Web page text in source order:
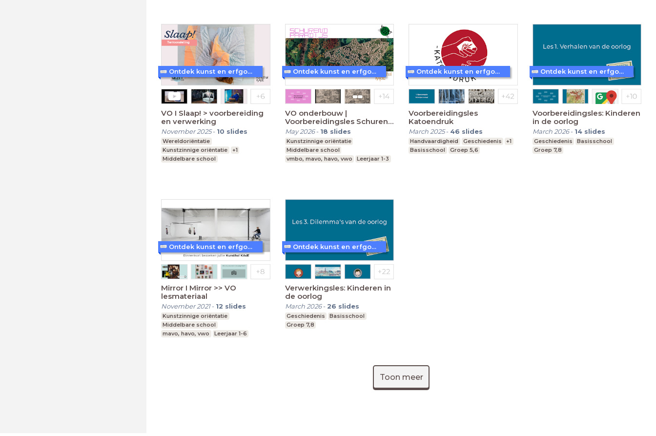
VO I Slaap! > voorbereiding
en verwerking
November 2025- 10 slides
Wereldoriëntatie
Kunstzinnige oriëntatie
+1
Middelbare school
Ontdek kunst en erfgoed in Amersfoort
VO onderbouw |
Voorbereidingsles Schurend
Paradijs
May 2026- 18 slides
Kunstzinnige oriëntatie
Middelbare school
vmbo, mavo, havo, vwo
Leerjaar 1-3
Ontdek kunst en erfgoed in Amersfoort
Voorbereidingsles
Katoendruk
March 2025- 46 slides
Handvaardigheid Geschiedenis
+1
Basisschool
Groep 5,6
Ontdek kunst en erfgoed in Amersfoort
Voorbereidingsles: Kinderen
in de oorlog
March 2026- 14 slides
Geschiedenis
Basisschool
Groep 7,8
Ontdek kunst en erfgoed in Amersfoort
Mirror I Mirror >> VO
lesmateriaal
November 2021- 12 slides
Kunstzinnige oriëntatie
Middelbare school
mavo, havo, vwo
Leerjaar 1-6
Ontdek kunst en erfgoed in Amersfoort
Verwerkingsles: Kinderen in
de oorlog
March 2026- 26 slides
Geschiedenis
Basisschool
Groep 7,8
Ontdek kunst en erfgoed in Amersfoort
Toon meer